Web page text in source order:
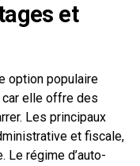
et
option populaire
car elle offre des
Les principaux
et fiscale,
Le régime d’auto-